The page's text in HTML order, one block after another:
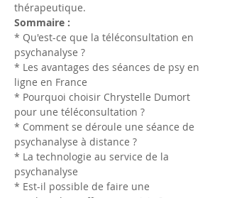
thérapeutique.
Sommaire :
* Qu'est-ce que la téléconsultation en
psychanalyse ?
* Les avantages des séances de psy en
ligne en France
* Pourquoi choisir Chrystelle Dumort
pour une téléconsultation ?
* Comment se déroule une séance de
psychanalyse à distance ?
* La technologie au service de la
psychanalyse
* Est-il possible de faire une